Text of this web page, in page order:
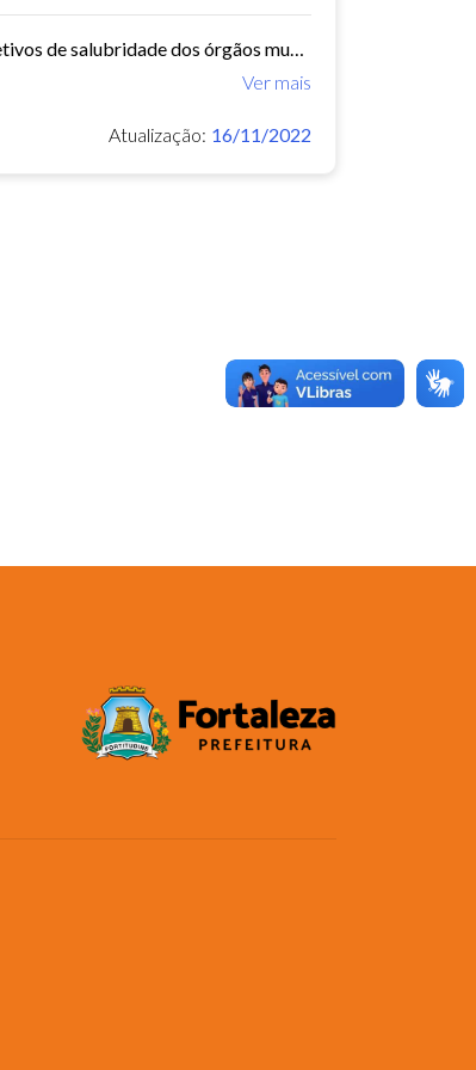
O Núcleo de Insalubridade tem como objetivo emitir pareceres técnicos coletivos de salubridade dos órgãos municipais e pareceres técnicos individuais dos servidores que postulem...
Ver mais
Atualização: 16/11/2022